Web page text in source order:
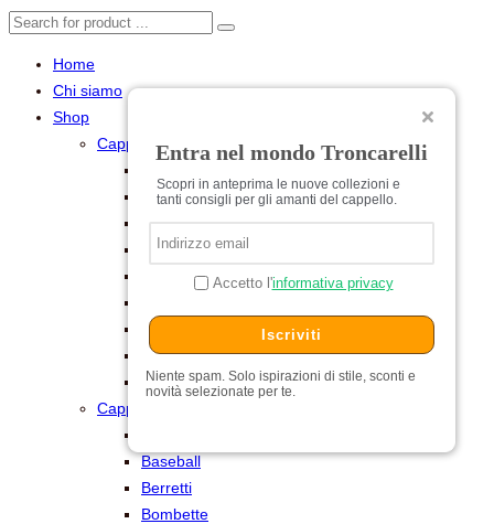
Entra nel mondo Troncarelli
Scopri in anteprima le nuove collezioni e
tanti consigli per gli amanti del cappello.
Accetto l'informativa privacy
Iscriviti
Niente spam. Solo ispirazioni di stile, sconti e
novità selezionate per te.
Home
Chi siamo
Shop
Cappelli per Lei
Cerimonia
Cilindri e Tube
Cloche
Pelliccia
Turbanti
Universitari
Cappelli per Lui
Baseball
Berretti
Bombette